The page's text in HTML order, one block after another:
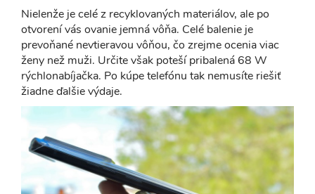
Nielenže je celé z recyklovaných materiálov, ale po
otvorení vás ovanie jemná vôňa. Celé balenie je
prevoňané nevtieravou vôňou, čo zrejme ocenia viac
ženy než muži. Určite však poteší pribalená 68 W
rýchlonabíjačka. Po kúpe telefónu tak nemusíte riešiť
žiadne ďalšie výdaje.